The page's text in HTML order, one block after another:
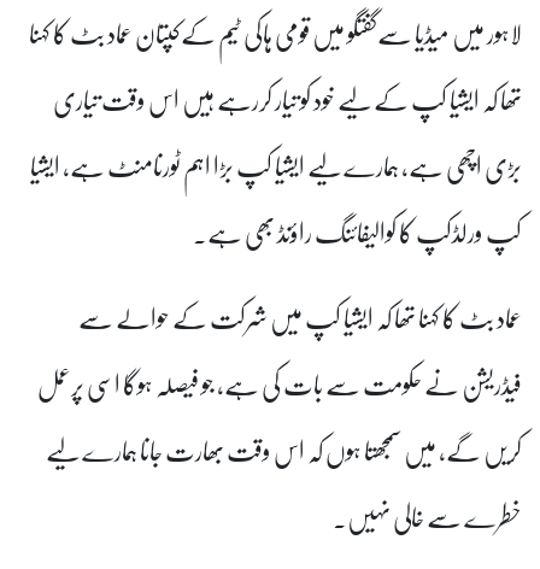
لاہور میں میڈیا سےگفتگو میں قومی ہاکی ٹیم کےکپتان عماد بٹ کا کہنا
تھا کہ ایشیا کپ کے لیے خود کو تیار کررہے ہیں اس وقت تیاری
بڑی اچھی ہے، ہمارے لیے ایشیا کپ بڑا اہم ٹورنامنٹ ہے، ایشیا
کپ ورلڈکپ کا کوالیفائنگ راؤنڈ بھی ہے۔
عماد بٹ کا کہنا تھا کہ ایشیا کپ میں شرکت کے حوالے سے
فیڈریشن نے حکومت سے بات کی ہے، جو فیصلہ ہوگا اسی پرعمل
کریں گے، میں سمجھتا ہوں کہ اس وقت بھارت جانا ہمارے لیے
خطرے سے خالی نہیں۔